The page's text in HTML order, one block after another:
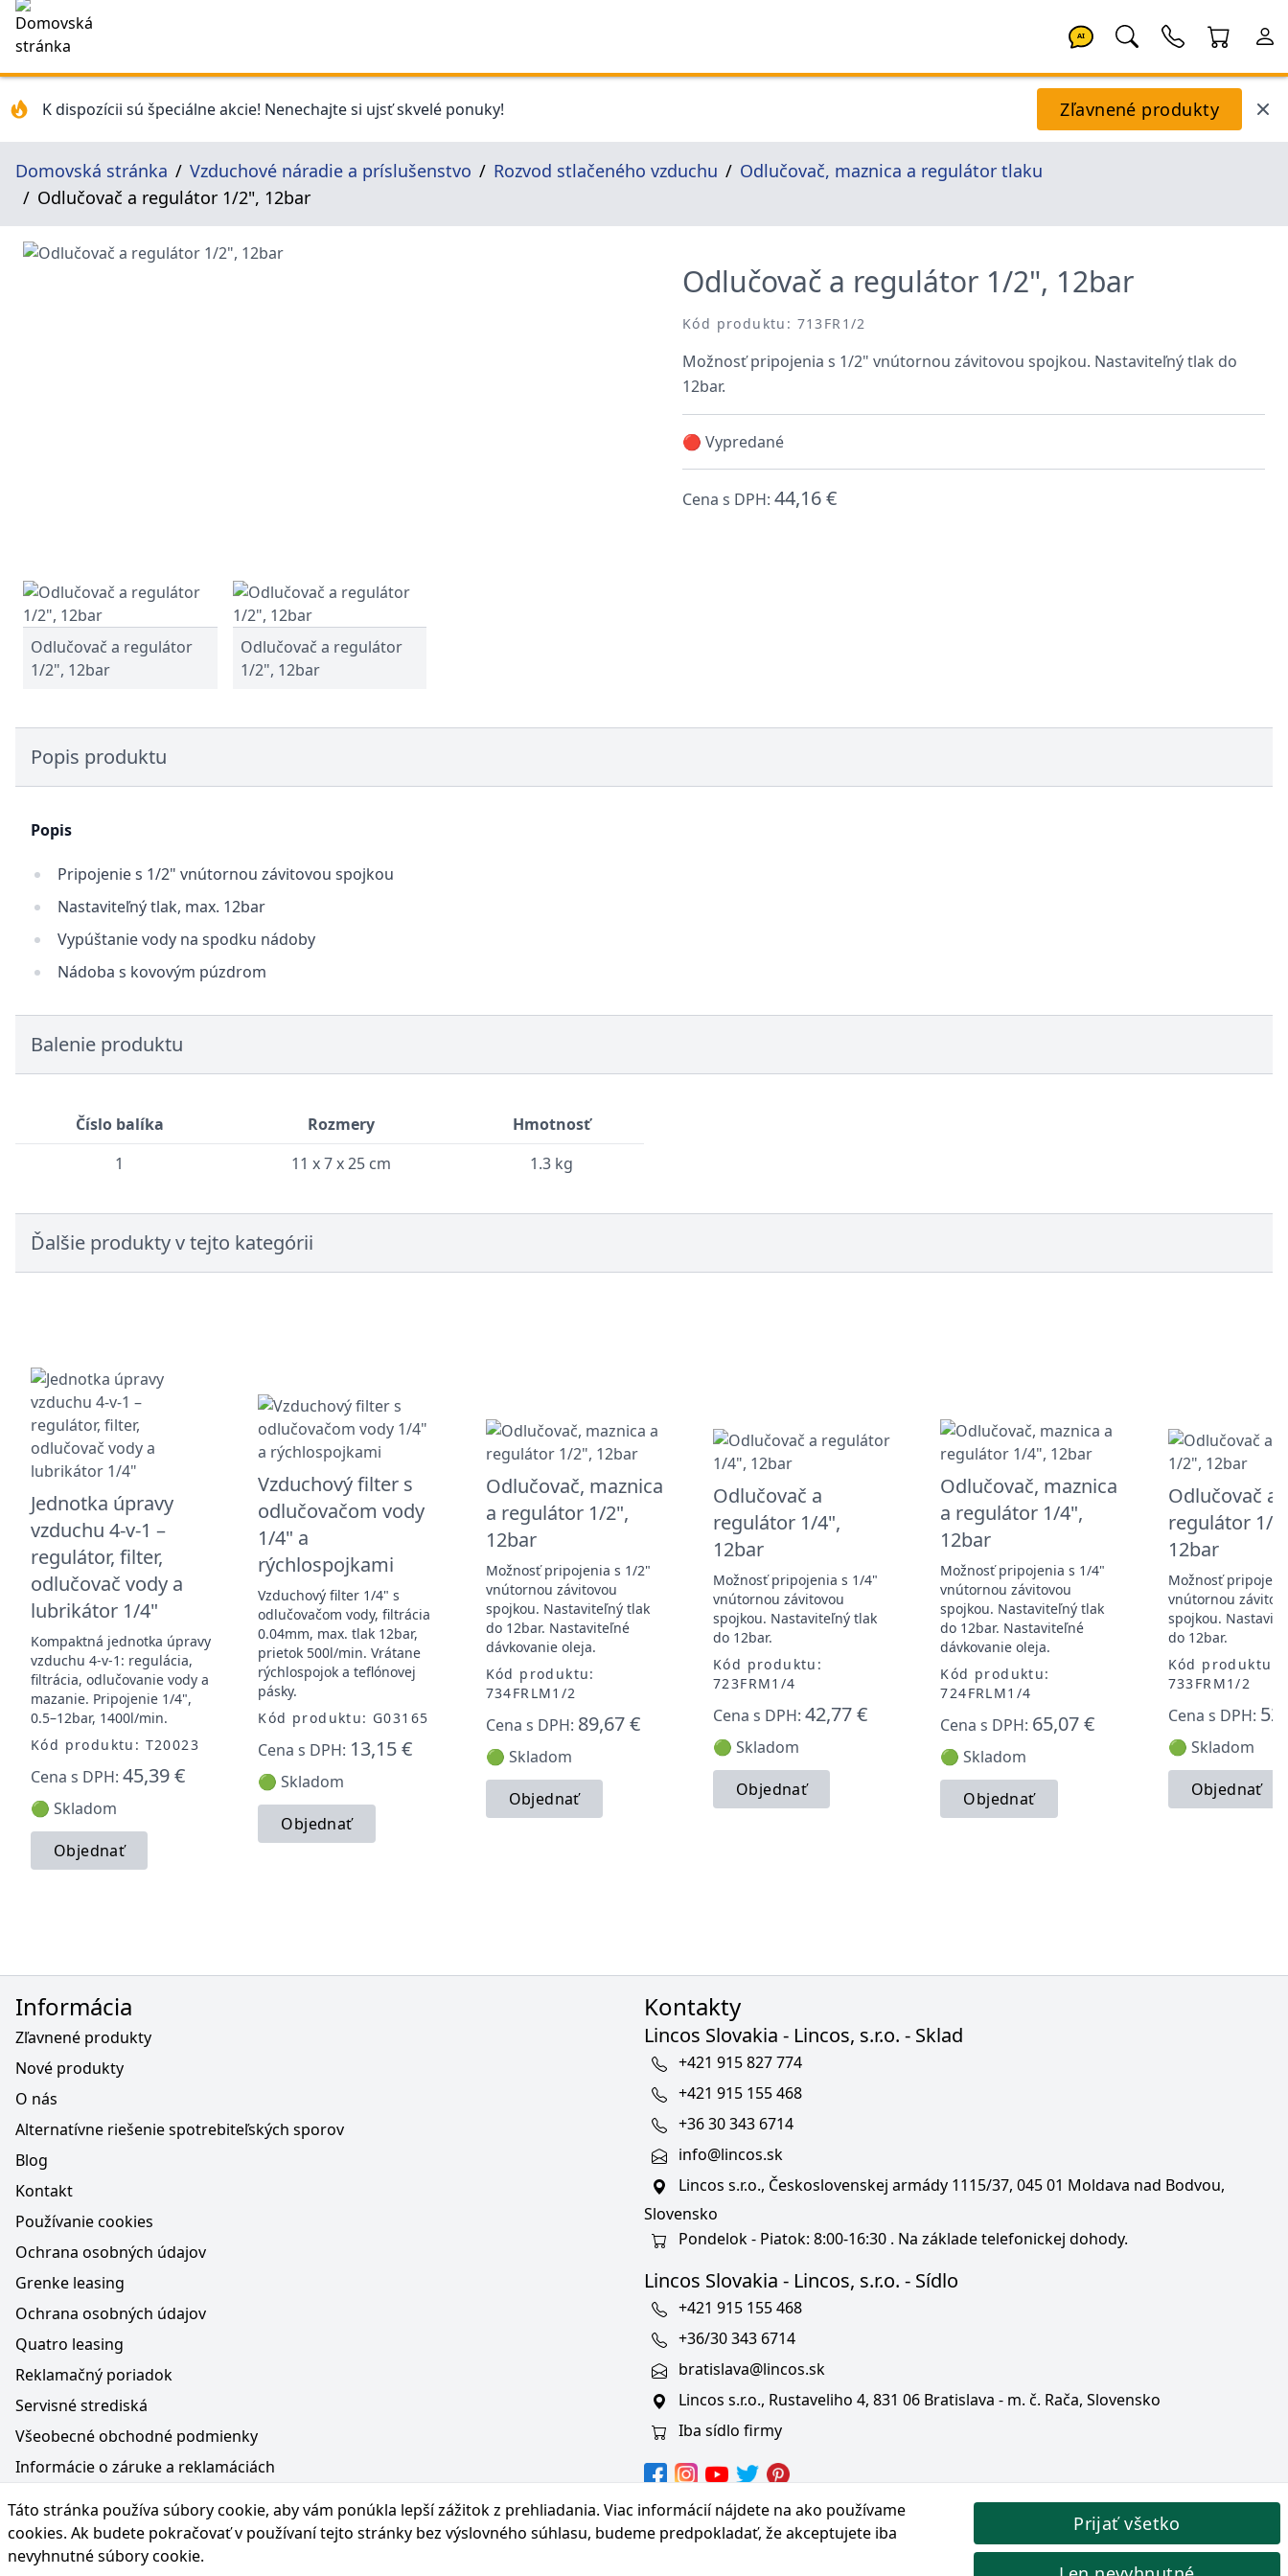
AI
K dispozícii sú špeciálne akcie! Nenechajte si ujsť skvelé ponuky! Zľavnené produkty
Domovská stránka Vzduchové náradie a príslušenstvo Rozvod stlačeného vzduchu
Odlučovač, maznica a regulátor tlaku
Odlučovač a regulátor 1/2", 12bar
Odlučovač a regulátor 1/2", 12bar
Kód produktu: 713FR1/2
Možnosť pripojenia s 1/2" vnútornou závitovou spojkou. Nastaviteľný tlak do
12bar.
🔴 Vypredané
Cena s DPH: 44,16 €
Odlučovač a regulátor
1/2", 12bar
Odlučovač a regulátor
1/2", 12bar
Popis produktu
Popis
Pripojenie s 1/2" vnútornou závitovou spojkou
Nastaviteľný tlak, max. 12bar
Vypúštanie vody na spodku nádoby
Nádoba s kovovým púzdrom
Balenie produktu
Číslo balíka Rozmery
Hmotnosť
1
11 x 7 x 25 cm 1.3 kg
Ďalšie produkty v tejto kategórii
Jednotka úpravy
vzduchu 4-v-1 –
regulátor, filter,
odlučovač vody a
lubrikátor 1/4"
Kompaktná jednotka úpravy
vzduchu 4-v-1: regulácia,
filtrácia, odlučovanie vody a
mazanie. Pripojenie 1/4",
0.5–12bar, 1400l/min.
Kód produktu: T20023
Cena s DPH: 45,39 €
🟢 Skladom
Objednať
Vzduchový filter s
odlučovačom vody
1/4" a
rýchlospojkami
Vzduchový filter 1/4" s
odlučovačom vody, filtrácia
0.04mm, max. tlak 12bar,
prietok 500l/min. Vrátane
rýchlospojok a teflónovej
pásky.
Kód produktu: G03165
Cena s DPH: 13,15 €
🟢 Skladom
Objednať
Odlučovač, maznica
a regulátor 1/2",
12bar
Možnosť pripojenia s 1/2"
vnútornou závitovou
spojkou. Nastaviteľný tlak
do 12bar. Nastaviteľné
dávkovanie oleja.
Kód produktu:
734FRLM1/2
Cena s DPH: 89,67 €
🟢 Skladom
Objednať
Odlučovač a
regulátor 1/4",
12bar
Možnosť pripojenia s 1/4"
vnútornou závitovou
spojkou. Nastaviteľný tlak
do 12bar.
Kód produktu:
723FRM1/4
Cena s DPH: 42,77 €
🟢 Skladom
Objednať
Odlučovač, maznica
a regulátor 1/4",
12bar
Možnosť pripojenia s 1/4"
vnútornou závitovou
spojkou. Nastaviteľný tlak
do 12bar. Nastaviteľné
dávkovanie oleja.
Kód produktu:
724FRLM1/4
Cena s DPH: 65,07 €
🟢 Skladom
Objednať
Odlučovač a
regulátor 1/
12bar
Možnosť
vnútornou
spojkou.
do 12bar.
Kód produktu:
733FRM1/2
Cena s DPH:
🟢 Skladom
Objednať
Táto stránka používa súbory cookie, aby vám ponúkla lepší zážitok z prehliadania. Viac informácií nájdete na ako používame
cookies. Ak budete pokračovať v používaní tejto stránky bez výslovného súhlasu, budeme predpokladať, že akceptujete iba
nevyhnutné súbory cookie.
Prijať všetko
Informácia
Zľavnené produkty
Nové produkty
O nás
Alternatívne riešenie spotrebiteľských sporov
Blog
Kontakt
Používanie cookies
Ochrana osobných údajov
Grenke leasing
Ochrana osobných údajov
Quatro leasing
Reklamačný poriadok
Servisné strediská
Všeobecné obchodné podmienky
Informácie o záruke a reklamáciách
Poučenie o práve na odstúpenie od zmluvy
Kontakty
Lincos Slovakia - Lincos, s.r.o. - Sklad
+421 915 827 774
+421 915 155 468
+36 30 343 6714
info@lincos.sk
Lincos s.r.o., Československej armády 1115/37, 045 01 Moldava nad Bodvou,
Slovensko
Pondelok - Piatok: 8:00-16:30 . Na základe telefonickej dohody.
Lincos Slovakia - Lincos, s.r.o. - Sídlo
+421 915 155 468
+36/30 343 6714
bratislava@lincos.sk
Lincos s.r.o., Rustaveliho 4, 831 06 Bratislava - m. č. Rača, Slovensko
Iba sídlo firmy